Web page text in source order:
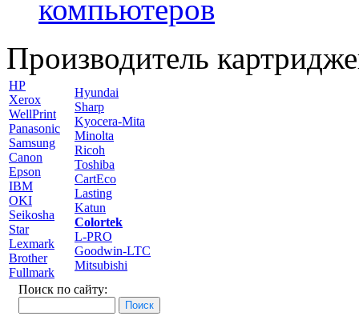
компьютеров
Производитель
HP
Xerox
WellPrint
Panasonic
Samsung
Canon
Epson
IBM
OKI
Seikosha
Star
Lexmark
Brother
Fullmark
Hyundai
Sharp
Kyocera-Mita
Minolta
Ricoh
Toshiba
CartEco
Lasting
Katun
Colortek
L-PRO
Goodwin-LTC
Mitsubishi
Поиск по сайту: